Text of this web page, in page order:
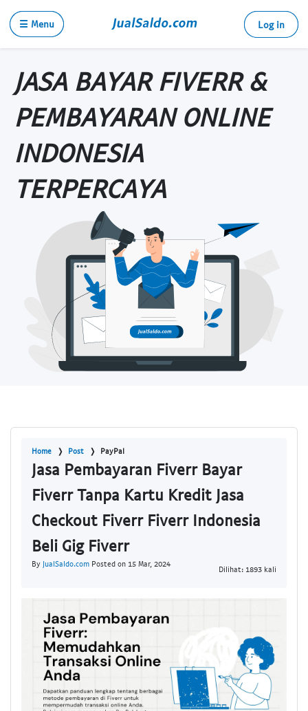
☰ Menu Log in
JASA BAYAR FIVERR &
PEMBAYARAN ONLINE
INDONESIA
TERPERCAYA
Home Post PayPal
Jasa Pembayaran Fiverr Bayar
Fiverr Tanpa Kartu Kredit Jasa
Checkout Fiverr Fiverr Indonesia
Beli Gig Fiverr
By JualSaldo.com Posted on 15 Mar, 2024
Dilihat: 1893 kali